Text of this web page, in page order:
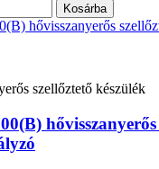
Kosárba
szellőztető készülék
hővisszanyerős